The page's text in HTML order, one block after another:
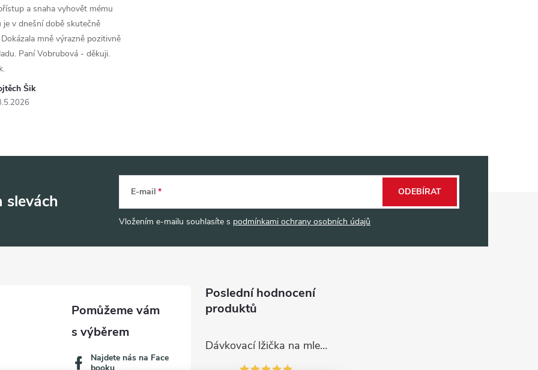
Šik
a snaha vyhovět mému
je v dnešní době skutečně
mně výrazně pozitivně
Paní Vobrubová - děkuji.
slevách E-mail
Vložením e-mailu souhlasíte s podmínkami ochrany osobních údajů
ODEBÍRAT
Najdete nás na Face
Poslední hodnocení
produktů
Dávkovací lžička na mletou kávu 53132C8134